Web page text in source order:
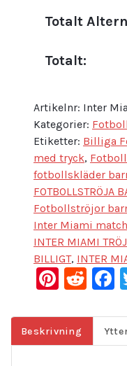
Totalt
Totalt:
Artikelnr: Inter
Kategorier:
Etiketter: Billiga
med tryck,
fotbollskläder
FOTBOLLSTRÖJA
Fotbollströjor
Inter Miami
INTER MIAMI
BILLIGT, INTER
Beskrivning